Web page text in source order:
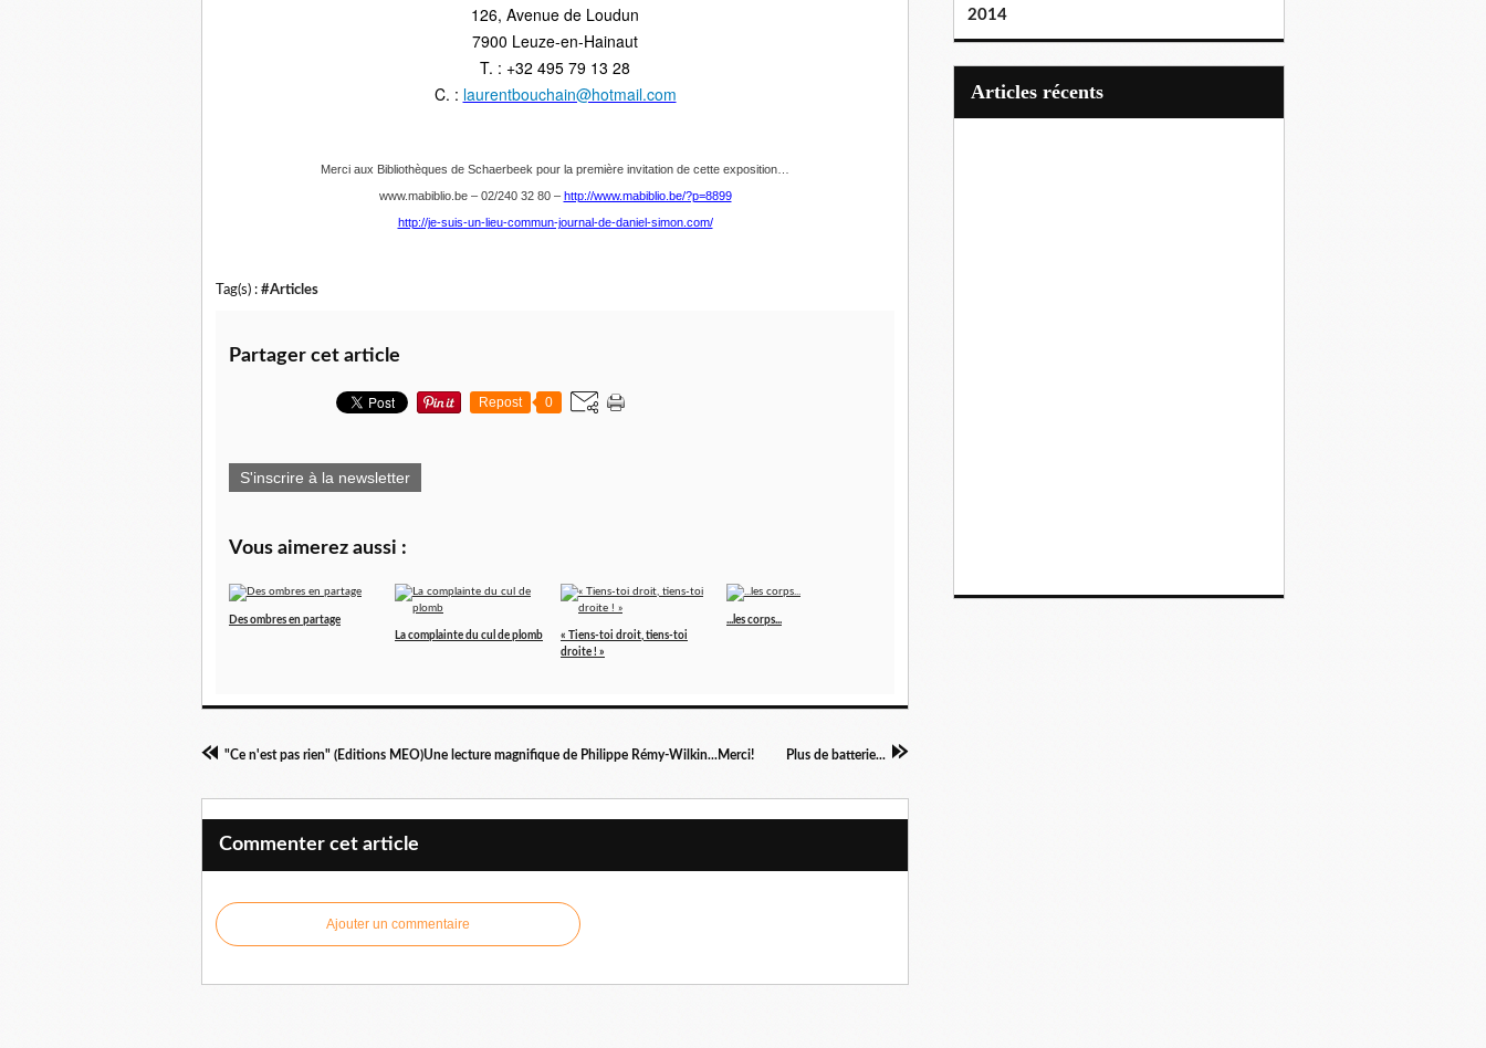
126, Avenue de Loudun
7900 Leuze-en-Hainaut
T. : +32 495 79 13 28
C. : laurentbouchain@hotmail.com
Merci aux Bibliothèques de Schaerbeek pour la première invitation de cette exposition…
www.mabiblio.be – 02/240 32 80 – http://www.mabiblio.be/?p=8899
http://je-suis-un-lieu-commun-journal-de-daniel-simon.com/
Tag(s) : #Articles
Partager cet article
Repost 0
S'inscrire à la newsletter
Vous aimerez aussi :
Des ombres en partage
La complainte du cul de plomb
« Tiens-toi droit, tiens-toi
droite ! »
...les corps...
"Ce n'est pas rien" (Editions MEO)Une lecture magnifique de Philippe Rémy-Wilkin...Merci! Plus de batterie...
Commenter cet article
Ajouter un commentaire
2014
articles récents